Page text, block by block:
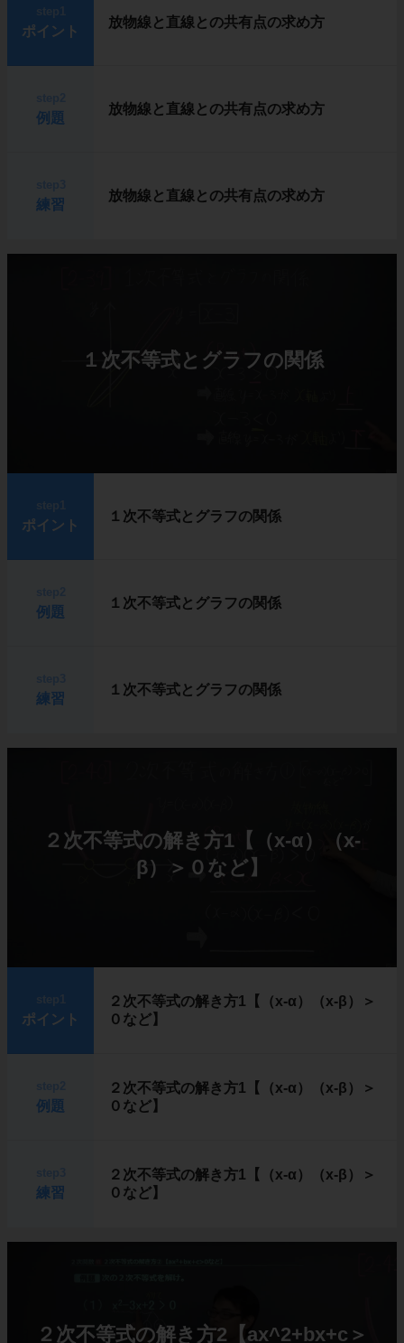
ポイント
放物線と直線との共有点の求め方
例題
放物線と直線との共有点の求め方
練習
放物線と直線との共有点の求め方
１次不等式とグラフの関係
ポイント
１次不等式とグラフの関係
例題
１次不等式とグラフの関係
練習
１次不等式とグラフの関係
２次不等式の解き方1【（x-α）（x-
β）＞０など】
ポイント
２次不等式の解き方1【（x-α）（x-β）＞
０など】
例題
２次不等式の解き方1【（x-α）（x-β）＞
０など】
練習
２次不等式の解き方1【（x-α）（x-β）＞
０など】
２次不等式の解き方2【ax^2+bx+c＞